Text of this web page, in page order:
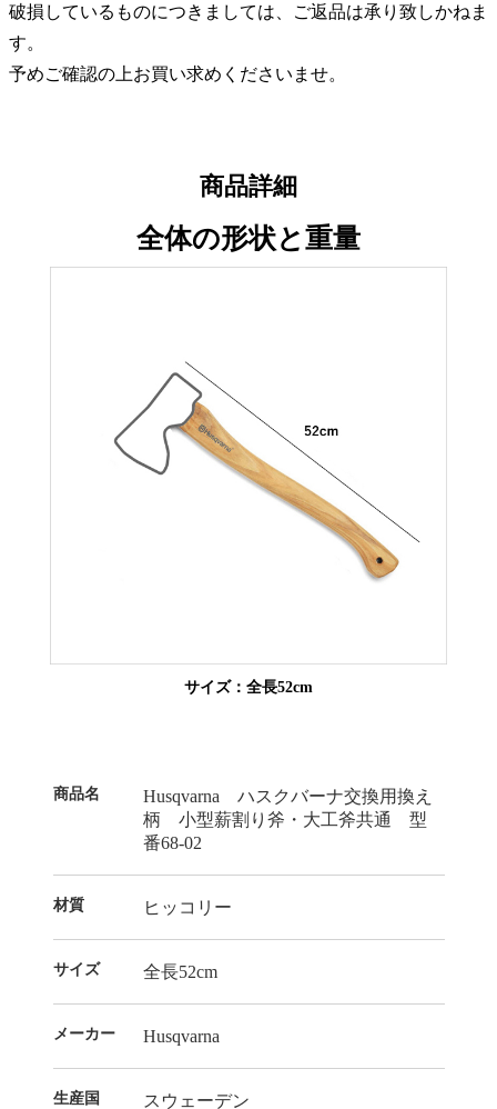
破損しているものにつきましては、ご返品は承り致しかねま
す。
予めご確認の上お買い求めくださいませ。
商品詳細
全体の形状と重量
サイズ：全長52cm
商品名
Husqvarna ハスクバーナ交換用換え
柄 小型薪割り斧・大工斧共通 型
番68-02
材質 ヒッコリー
サイズ 全長52cm
メーカー Husqvarna
生産国 スウェーデン